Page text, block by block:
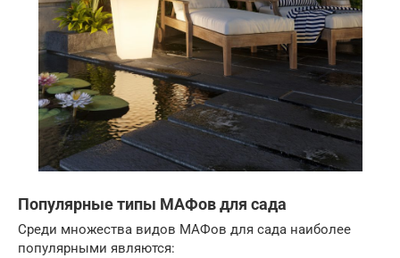
Популярные типы МАФов для сада
Среди множества видов МАФов для сада наиболее
популярными являются: